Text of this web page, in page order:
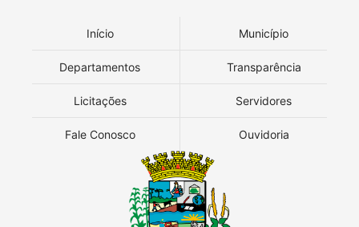
Início Município
Departamentos Transparência
Licitações Servidores
Fale Conosco Ouvidoria